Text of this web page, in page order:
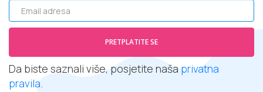
Email adresa
PRETPLATITE SE
Da biste saznali više, posjetite naša privatna
pravila.